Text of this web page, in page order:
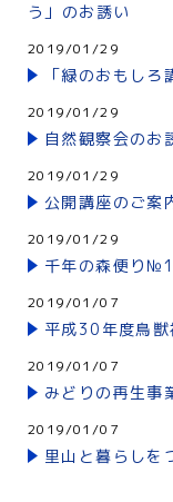
う」のお誘い
2019/01/29
「緑のおもし
2019/01/29
自然観察会のお
2019/01/29
公開講座のご案
2019/01/29
千年の森便り
2019/01/07
平成30年度鳥獣
2019/01/07
みどりの再生事
2019/01/07
里山と暮らしを